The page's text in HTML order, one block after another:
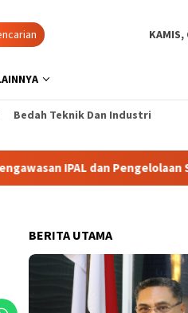
KAMIS,
Bedah Teknik Dan Industri
dan Pengelolaan Sampah di
BERITA UTAMA